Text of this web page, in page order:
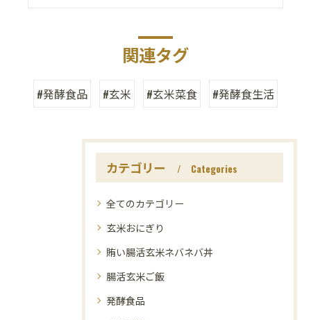
関連タグ
#発酵食品 #玄米 #玄米菜食 #発酵食生活
カテゴリー Categories
全てのカテゴリー
玄米おにぎり
賄い腸活玄米ネバネバ丼
腸活玄米ご飯
発酵食品